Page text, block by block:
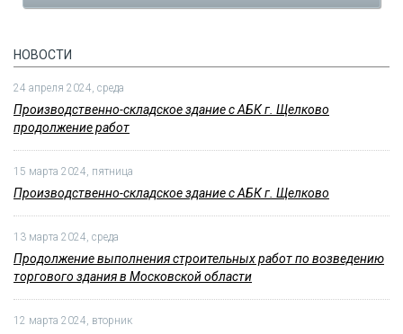
НОВОСТИ
24 апреля 2024, среда
Производственно-складское здание с АБК г. Щелково
продолжение работ
15 марта 2024, пятница
Производственно-складское здание с АБК г. Щелково
13 марта 2024, среда
Продолжение выполнения строительных работ по возведению
торгового здания в Московской области
12 марта 2024, вторник